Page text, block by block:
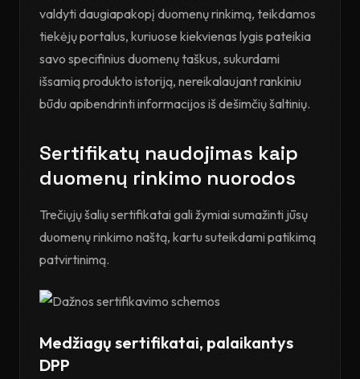
valdyti daugiapakopį duomenų rinkimą, teikdamos
tiekėjų portalus, kuriuose kiekvienas lygis pateikia
savo specifinius duomenų taškus, sukurdami
išsamią produkto istoriją, nereikalaujant rankiniu
būdu apibendrinti informacijos iš dešimčių šaltinių.
Sertifikatų naudojimas kaip
duomenų rinkimo nuorodos
Trečiųjų šalių sertifikatai gali žymiai sumažinti jūsų
duomenų rinkimo naštą, kartu suteikdami patikimą
patvirtinimą.
Medžiagų sertifikatai, palaikantys
DPP